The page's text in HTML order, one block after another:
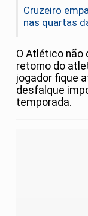
Cruzeiro
nas quartas
O Atlético não
retorno do
jogador fique
desfalque
temporada.